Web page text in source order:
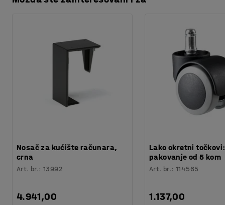
Nosač za kućište računara,
crna
Art. br.:13992
4.941,00
Lako okretni točkovi:
pakovanje od 5 kom
Art. br.:114565
1.137,00